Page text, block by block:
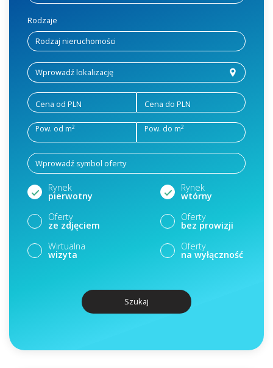
Rodzaje
Cena od PLN Cena do PLN
Pow. od m2 Pow. do m2
Rynek
pierwotny
Rynek
wtórny
Oferty
ze zdjęciem
Oferty
bez prowizji
Wirtualna
wizyta
Oferty
na wyłączność
Szukaj